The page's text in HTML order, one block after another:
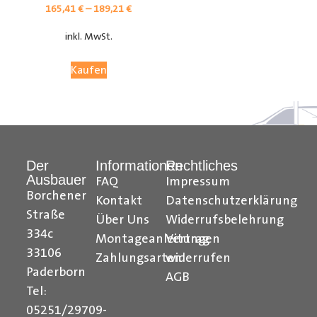
Citroen Berlingo Radkastenschutz, Citroen Jumpy
Radkastenschutz, Citroen Jumper Radkastenschutz,
Citroen Nemo Radkastenschutz, Dacia Dokker
Radkastenschutz, Fiat Doblo Cargo Radkastenschutz,
Fiat Scudo Radkastenschutz, Fiat Ducato
Radkastenschutz, Fiat Fiorino Radkastenschutz, Fiat
Talento Radkastenschutz, Ford Transit Courier
Radkastenschutz, Ford Connect Radkastenschutz, Ford
165,41€–189,21€
inkl. MwSt.
Kaufen
Der
Ausbauer
Borchener
Straße
334c
33106
Paderborn
Tel:
05251/29709-
Informationen
FAQ
Kontakt
Über Uns
Montageanleitungen
Zahlungsarten
Rechtliches
Impressum
Datenschutzerklärung
Widerrufsbelehrung
Vertrag
widerrufen
AGB